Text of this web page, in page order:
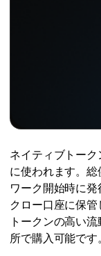
ネイティブトーク
に使われます。
ワーク開始時に
クロー口座に保管
トークンの高い
所で購入可能です。